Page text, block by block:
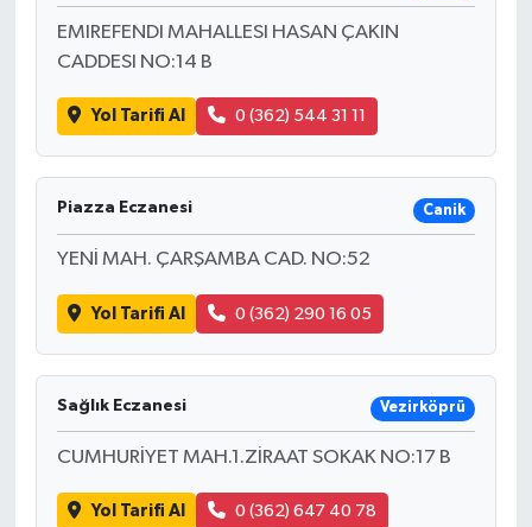
EMIREFENDI MAHALLESI HASAN ÇAKIN
CADDESI NO:14 B
Yol Tarifi Al 0 (362) 544 31 11
Piazza Eczanesi Canik
YENİ MAH. ÇARŞAMBA CAD. NO:52
Yol Tarifi Al 0 (362) 290 16 05
Sağlık Eczanesi Vezirköprü
CUMHURİYET MAH.1.ZİRAAT SOKAK NO:17 B
Yol Tarifi Al 0 (362) 647 40 78